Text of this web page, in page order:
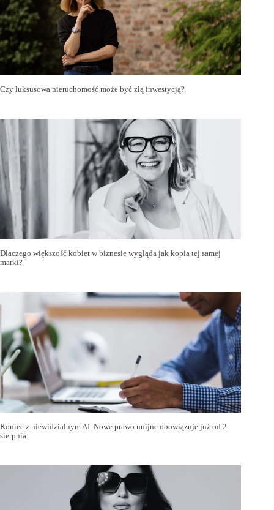
Czy luksusowa nieruchomość może być złą inwestycją?
Dlaczego większość kobiet w biznesie wygląda jak kopia tej samej
marki?
Koniec z niewidzialnym AI. Nowe prawo unijne obowiązuje już od 2
sierpnia.